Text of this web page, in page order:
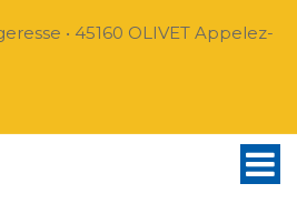
• 45160 OLIVET Appelez-